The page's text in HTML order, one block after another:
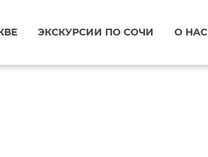
ЭКСКУРСИИ ПО СОЧИ О НАС